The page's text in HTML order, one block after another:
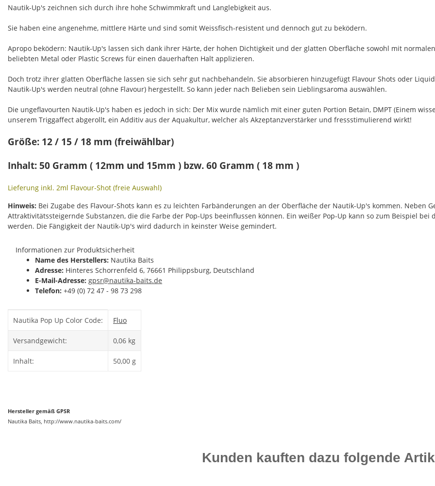
Nautik-Up's zeichnen sich durch ihre hohe Schwimmkraft und Langlebigkeit aus.
Sie haben eine angenehme, mittlere Härte und sind somit Weissfisch-resistent und dennoch gut zu beködern.
Apropo beködern: Nautik-Up's lassen sich dank ihrer Härte, der hohen Dichtigkeit und der glatten Oberfläche sowohl mit
beliebten Metal oder Plastic Screws für einen dauerhaften Halt applizieren.
Doch trotz ihrer glatten Oberfläche lassen sie sich sehr gut nachbehandeln. Sie absorbieren hinzugefügt Flavour Shots oder
Nautik-Up's werden neutral (ohne Flavour) hergestellt. So kann jeder nach Belieben sein Lieblingsaroma auswählen.
Die ungeflavourten Nautik-Up's haben es jedoch in sich: Der Mix wurde nämlich mit einer guten Portion Betain, DMPT (Einem
unserem Triggaffect abgerollt, ein Additiv aus der Aquakultur, welcher als Akzeptanzverstärker und fressstimulierend wirkt!
Größe: 12 / 15 / 18 mm (freiwählbar)
Inhalt: 50 Gramm ( 12mm und 15mm ) bzw. 60 Gramm ( 18 mm )
Lieferung inkl. 2ml Flavour-Shot (freie Auswahl)
Hinweis: Bei Zugabe des Flavour-Shots kann es zu leichten Farbänderungen an der Oberfläche der Nautik-Up's kommen. Neben
Attraktivitätssteigernde Substanzen, die die Farbe der Pop-Ups beeinflussen können. Ein weißer Pop-Up kann so zum Beispiel
werden. Die Fängigkeit der Nautik-Up's wird dadurch in keinster Weise gemindert.
Informationen zur Produktsicherheit
Name des Herstellers: Nautika Baits
Adresse: Hinteres Schorrenfeld 6, 76661 Philippsburg, Deutschland
E-Mail-Adresse: gpsr@nautika-baits.de
Telefon: +49 (0) 72 47 - 98 73 298
Nautika Pop Up Color Code: Fluo
Versandgewicht: 0,06 kg
Inhalt: 50,00 g
Hersteller gemäß GPSR
Nautika Baits, http://www.nautika-baits.com/
Kunden kauften dazu folgende